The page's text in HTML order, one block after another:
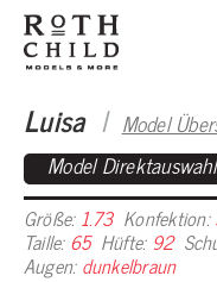
Luisa I Model
Model Direktauswahl
Größe: 1.73 Konfektion:
Taille: 65 Hüfte: 92
Augen: dunkelbraun